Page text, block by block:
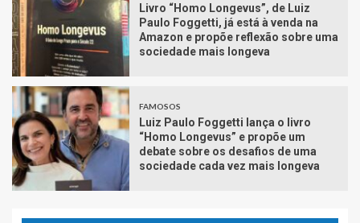
Livro “Homo Longevus”, de Luiz
Paulo Foggetti, já está à venda na
Amazon e propõe reflexão sobre uma
sociedade mais longeva
FAMOSOS
Luiz Paulo Foggetti lança o livro
“Homo Longevus” e propõe um
debate sobre os desafios de uma
sociedade cada vez mais longeva